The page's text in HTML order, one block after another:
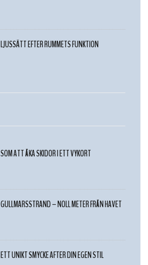
LJUSSÄTT EFTER RUMMETS FUNKTION
SOM ATT ÅKA SKIDOR I ETT VYKORT
GULLMARSSTRAND – NOLL METER FRÅN HAVET
ETT UNIKT SMYCKE AFTER DIN EGEN STIL